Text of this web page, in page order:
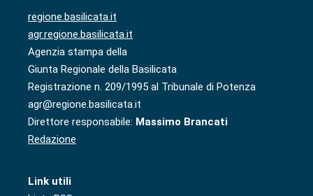
regione.basilicata.it
agr.regione.basilicata.it
Agenzia stampa della
Giunta Regionale della Basilicata
Registrazione n. 209/1995 al Tribunale di Potenza
agr@regione.basilicata.it
Direttore responsabile: Massimo Brancati
Redazione
Link utili